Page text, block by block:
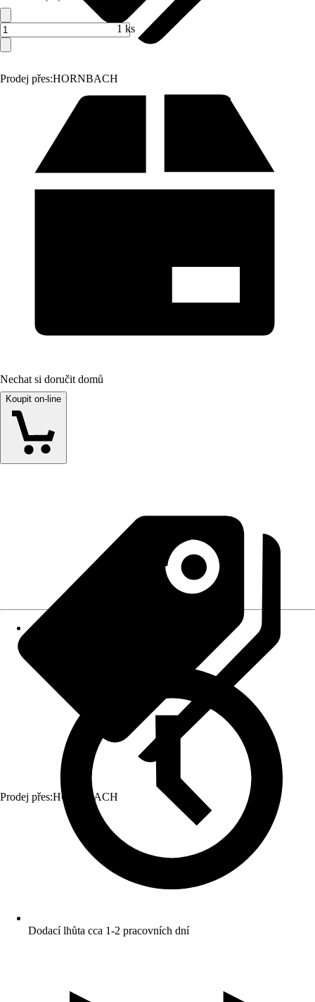
Prodej přes:HORNBACH
1 ks
Nechat si doručit domů
Koupit on-line
Prodej přes:HORNBACH
Dodací lhůta cca 1-2 pracovních dní